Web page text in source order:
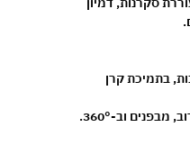
, בתמיכת קרן
וב-360°.